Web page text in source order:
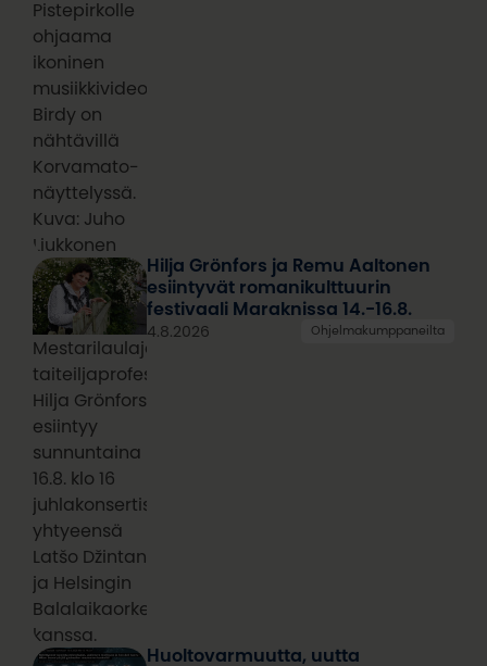
Pistepirkolle
ohjaama
ikoninen
musiikkivideo
Birdy on
nähtävillä
Korvamato-
näyttelyssä.
Kuva: Juho
Liukkonen
Mestarilaulaja,
taiteiljaprofessori
Hilja Grönfors
esiintyy
sunnuntaina
16.8. klo 16
juhlakonsertissa
yhtyeensä
Latšo Džintan
ja Helsingin
Balalaikaorkesterin
kanssa.
Hilja Grönfors ja Remu Aaltonen
esiintyvät romanikulttuurin
festivaali Maraknissa 14.-16.8.
4.8.2026 Ohjelmakumppaneilta
Huoltovarmuutta, uutta